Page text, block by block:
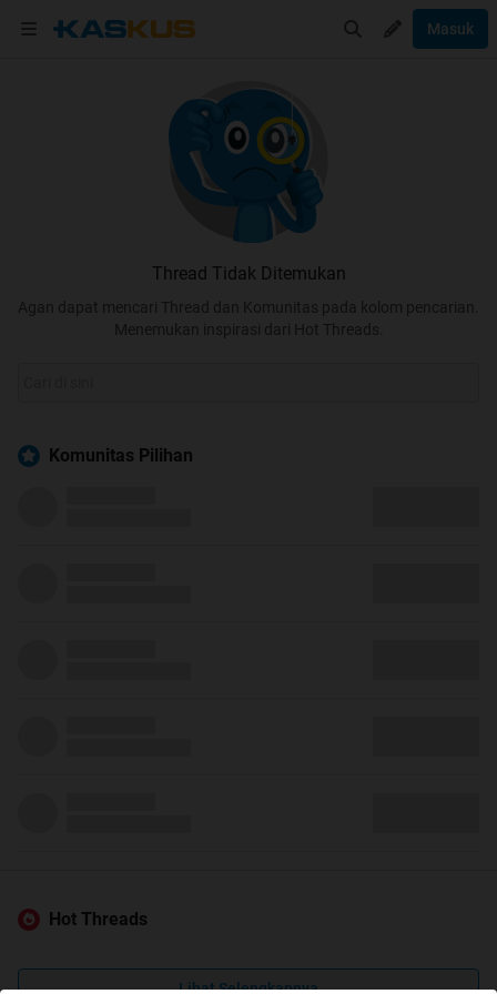
Masuk
Thread Tidak Ditemukan
Agan dapat mencari Thread dan Komunitas pada kolom pencarian.
Menemukan inspirasi dari Hot Threads.
Komunitas Pilihan
Hot Threads
Lihat Selengkapnya